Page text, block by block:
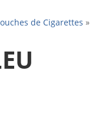
de Cigarettes »